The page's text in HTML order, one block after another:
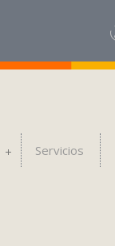
Servicios